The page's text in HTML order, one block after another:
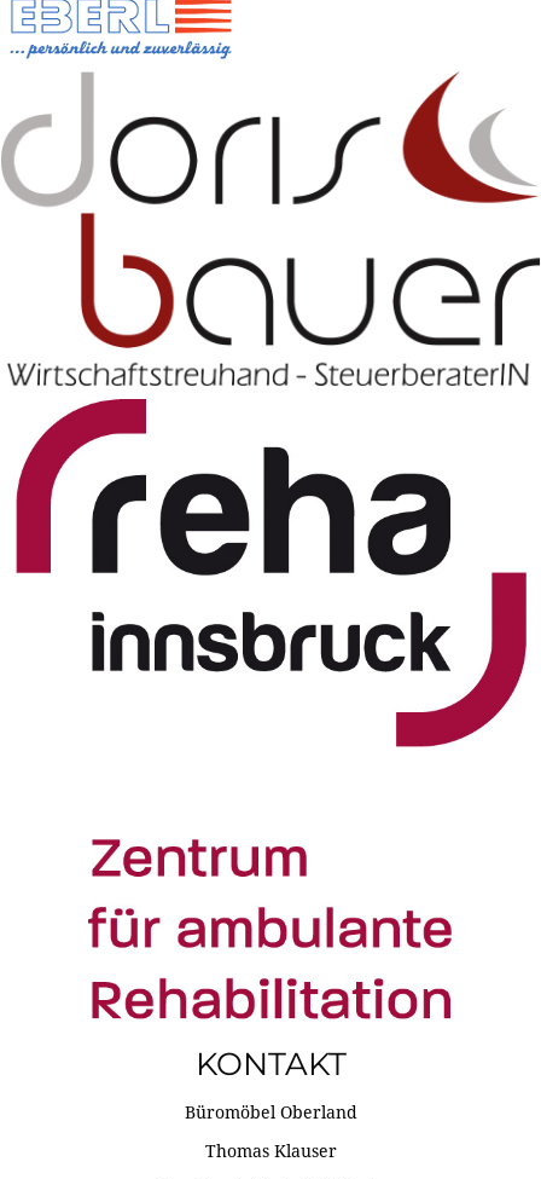
KONTAKT
Büromöbel Oberland
Thomas Klauser